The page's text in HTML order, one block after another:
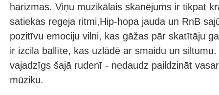
harizmas. Viņu muzikālais skanējums ir tikpat
satiekas regeja ritmi,Hip-hopa jauda un RnB
pozitīvu emociju vilni, kas gāžas pār skatītāju
ir izcila ballīte, kas uzlādē ar smaidu un
vajadzīgs šajā rudenī - nedaudz paildzināt
mūziku.